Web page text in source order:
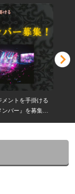
ントを手掛ける
バー』を募集し